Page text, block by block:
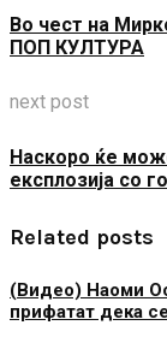
Во чест на
ПОП КУЛТУРА
next post
Наскоро ќе
експлозија со
Related posts
(Видео) Наоми
прифатат дека